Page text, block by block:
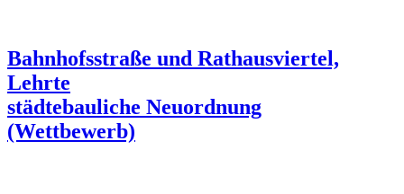
Bahnhofsstraße und Rathausviertel,
Lehrte
städtebauliche Neuordnung
(Wettbewerb)